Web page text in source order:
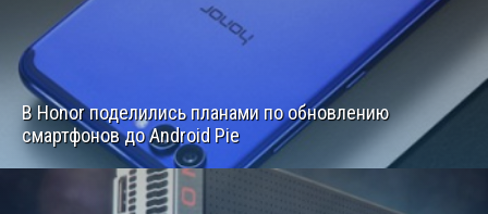
В Honor поделились планами по обновлению
смартфонов до Android Pie